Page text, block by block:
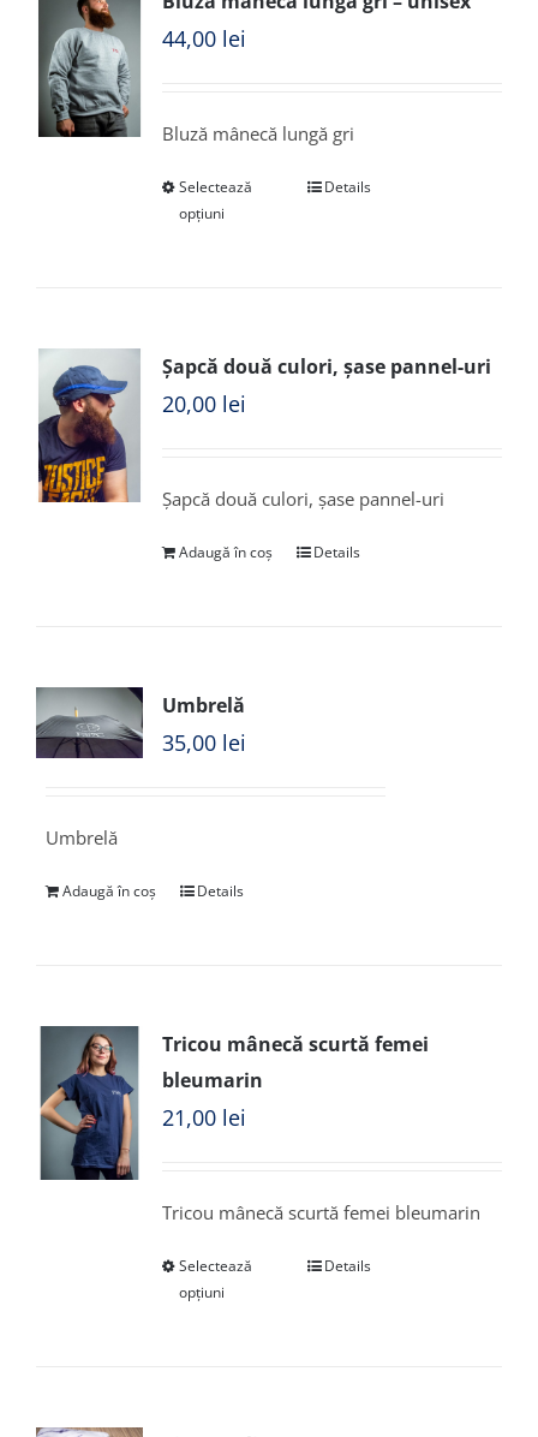
44,00 lei
Bluză mânecă lungă gri
Selectează
opțiuni
Details
Șapcă două culori, șase pannel-uri
20,00 lei
Șapcă două culori, șase pannel-uri
Adaugă în coș Details
Umbrelă
35,00 lei
Umbrelă
Adaugă în coș Details
Tricou mânecă scurtă femei
bleumarin
21,00 lei
Tricou mânecă scurtă femei bleumarin
Selectează
opțiuni
Details